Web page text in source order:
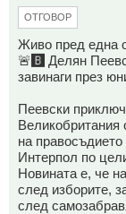
ОТГОВОР
Живо пред една
🚨🅱️ Делян
завинаги през
Пеевски
Великобритания
на
Интерпол по
Новината е, че
след изборите,
след